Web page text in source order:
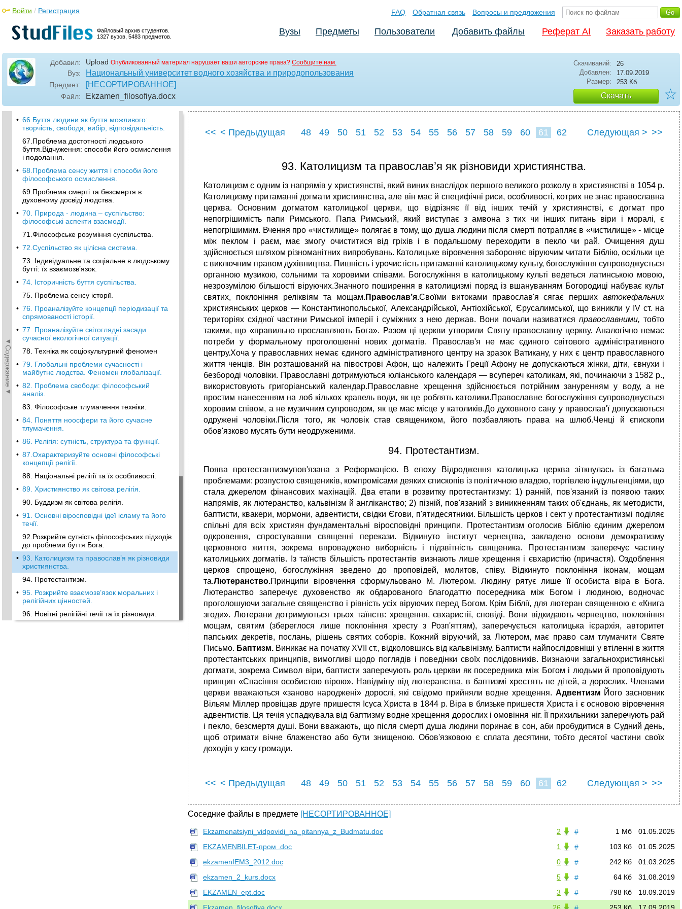
Файловый архив студентов.
1327 вузов, 5483 предметов.
Войти / Регистрация FAQ Обратная связь Вопросы и предложения
Вузы Предметы Пользователи Добавить файлы Реферат AI Заказать работу
Добавил: Upload Опубликованный материал нарушает ваши авторские права? Сообщите нам.
Вуз: Национальный университет водного хозяйства и природопользования
Предмет: [НЕСОРТИРОВАННОЕ]
Файл: Ekzamen_filosofiya.docx
Скачиваний:
26
Добавлен:
17.09.2019
Размер:
253 Кб
Скачать ☆
◄Содержание◄
• 62.Умовиводи: їх види та роль в процесі
63.Поняття доведення та спростування.
Правила та помилки в доведення та
• 64.Сутність людини в історико-
філософському контексті. Есенційний та
екзистиційний підходи до тлумачення
сутності людини.
65.Проблемність людського буття :
філософське осмислення.
• 66.Буття людини як буття можливого:
творчість, свобода, вибір, відповідальність.
67.Проблема достотності людського
буття.Відчуження: способи його осмислення
і подолання.
• 68.Проблема сенсу життя і способи його
філософського осмислення.
69.Проблема смерті та безсмертя в
духовному досвіді людства.
• 70. Природа - людина – суспільство:
філософські аспекти взаємодії.
71.Філософське розуміння суспільства.
• 72.Суспільство як цілісна система.
73. Індивідуальне та соціальне в людському
бутті: їх взаємозв’язок.
• 74. Історичність буття суспільства.
75. Проблема сенсу історії.
• 76. Проаналізуйте концепції періодизації та
спрямованості історії.
• 77. Проаналізуйте світоглядні засади
сучасної екологічної ситуації.
78. Техніка як соціокультурний феномен
• 79. Глобальні проблеми сучасності і
майбутнє людства. Феномен глобалізації.
• 82. Проблема свободи: філософський
аналіз.
83. Філософське тлумачення техніки.
• 84. Поняття ноосфери та його сучасне
тлумачення.
• 86. Релігія: сутність, структура та функції.
• 87.Охарактеризуйте основні філософські
концепції релігії.
88. Національні релігії та їх особливості.
• 89. Християнство як світова релігія.
90. Буддизм як світова релігія.
• 91. Основні віросповідні ідеї ісламу та його
течії.
92.Розкрийте сутність філософських підходів
до проблеми буття Бога.
• 93. Католицизм та православ’я як різновиди
християнства.
94. Протестантизм.
• 95. Розкрийте взаємозв’язок моральних і
релігійних цінностей.
96. Новітні релігійні течії та їх різновиди.
<< < Предыдущая 48 49 50 51 52 53 54 55 56 57 58 59 60 61 62 Следующая > >>
93. Католицизм та православ’я як різновиди християнства.
Католицизм є одним із напрямів у християнстві, який виник внаслідок першого великого розколу в християнстві в 1054 р.
Католицизму притаманні догмати християнства, але він має й специфічні риси, особливості, котрих не знає православна
церква. Основним догматом католицької церкви, що відрізняє її від інших течій у християнстві, є догмат про
непогрішимість папи Римського. Папа Римський, який виступає з амвона з тих чи інших питань віри і моралі, є
непогрішимим. Вчення про «чистилище» полягає в тому, що душа людини після смерті потрапляє в «чистилище» - місце
між пеклом і раєм, має змогу очиститися від гріхів і в подальшому переходити в пекло чи рай. Очищення душ
здійснюється шляхом різноманітних випробувань. Католицьке віровчення забороняє віруючим читати Біблію, оскільки це
є виключним правом духівництва. Пишність і урочистість притаманні католицькому культу, богослужіння супроводжується
органною музикою, сольними та хоровими співами. Богослужіння в католицькому культі ведеться латинською мовою,
незрозумілою більшості віруючих.Значного поширення в католицизмі поряд із вшануванням Богородиці набуває культ
святих, поклоніння реліквіям та мощам. Православ’я.Своїми витоками православ'я сягає першихавтокефальних
християнських церков — Константинопольської, Александрійської, Антіохійської, Єрусалимської, що виникли у IV ст. на
територіях східної частини Римської імперії і суміжних з нею держав. Вони почали називатисяправославними, тобто
такими, що «правильно прославляють Бога». Разом ці церкви утворили Святу православну церкву. Аналогічно немає
потреби у формальному проголошенні нових догматів. Православ'я не має єдиного світового адміністративного
центру.Хоча у православних немає єдиного адміністративного центру на зразок Ватикану, у них є центр православного
життя ченців. Він розташований на півострові Афон, що належить Греції Афону не допускаються жінки, діти, євнухи і
безбороді чоловіки. Православні дотримуються юліанського календаря — всупереч католикам, які, починаючи з 1582 p.,
використовують григоріанський календар.Православне хрещення здійснюється потрійним зануренням у воду, а не
простим нанесенням на лоб кількох крапель води, як це роблять католики.Православне богослужіння супроводжується
хоровим співом, а не музичним супроводом, як це має місце у католиків.До духовного сану у православ'ї допускаються
одружені чоловіки.Після того, як чоловік став священиком, його позбавляють права на шлюб.Ченці й єпископи
обов'язково мусять бути неодруженими.
94. Протестантизм.
Поява протестантизмупов'язана з Реформацією. В епоху Відродження католицька церква зіткнулась із багатьма
проблемами: розпустою священиків, компромісами деяких єпископів із політичною владою, торгівлею індульгенціями, що
стала джерелом фінансових махінацій. Два етапи в розвитку протестантизму: 1) ранній, пов'язаний із появою таких
напрямів, як лютеранство, кальвінізм й англіканство; 2) пізній, пов'язаний з виникненням таких об'єднань, як методисти,
баптисти, квакери, мормони, адвентисти, свідки Єгови, п'ятидесятники. Більшість церков і сект у протестантизмі поділяє
спільні для всіх християн фундаментальні віросповідні принципи. Протестантизм оголосив Біблію єдиним джерелом
одкровення, спростувавши священні перекази. Відкинуто інститут чернецтва, закладено основи демократизму
церковного життя, зокрема впроваджено виборність і підзвітність священика. Протестантизм заперечує частину
католицьких догматів. Із таїнств більшість протестантів визнають лише хрещення і євхаристію (причастя). Оздоблення
церков спрощено, богослужіння зведено до проповідей, молитов, співу. Відкинуто поклоніння іконам, мощам
та.Лютеранство.Принципи віровчення сформульовано М. Лютером. Людину рятує лише її особиста віра в Бога.
Лютеранство заперечує духовенство як обдарованого благодаттю посередника між Богом і людиною, водночас
проголошуючи загальне священство і рівність усіх віруючих перед Богом. Крім Біблії, для лютеран священною є «Книга
згоди». Лютерани дотримуються трьох таїнств: хрещення, євхаристії, сповіді. Вони відкидають чернецтво, поклоніння
мощам, святим (збереглося лише поклоніння хресту з Розп'яттям), заперечується католицька ієрархія, авторитет
папських декретів, послань, рішень святих соборів. Кожний віруючий, за Лютером, має право сам тлумачити Святе
Письмо. Баптизм. Виникає на початку XVII ст., відколовшись від кальвінізму. Баптисти найпослідовніші у втіленні в життя
протестантських принципів, вимогливі щодо поглядів і поведінки своїх послідовників. Визнаючи загальнохристиянські
догмати, зокрема Символ віри, баптисти заперечують роль церкви як посередника між Богом і людьми й проповідують
принцип «Спасіння особистою вірою». Навідміну від лютеранства, в баптизмі хрестять не дітей, а дорослих. Членами
церкви вважаються «заново народжені» дорослі, які свідомо прийняли водне хрещення. Адвентизм Його засновник
Вільям Міллер провіщав друге пришестя Ісуса Христа в 1844 р. Віра в близьке пришестя Христа і є основою віровчення
адвентистів. Ця течія успадкувала від баптизму водне хрещення дорослих і омовіння ніг. Її прихильники заперечують рай
і пекло, безсмертя душі. Вони вважають, що після смерті душа людини поринає в сон, аби пробудитися в Судний день,
щоб отримати вічне блаженство або бути знищеною. Обов'язковою є сплата десятини, тобто десятої частини своїх
доходів у касу громади.
<< < Предыдущая 48 49 50 51 52 53 54 55 56 57 58 59 60 61 62 Следующая > >>
Соседние файлы в предмете [НЕСОРТИРОВАННОЕ]
# 01.05.2025
1 Мб
2
Ekzamenatsiyni_vidpovidi_na_pitannya_z_Budmatu.doc
#
01.05.2025
103 Кб
1
EKZAMENBILET-пром .doc
#
01.03.2025
242 Кб
0
ekzamenIEM3_2012.doc
#
31.08.2019
64 Кб
5
ekzamen_2_kurs.docx
#
18.09.2019
798 Кб
3
EKZAMEN_ept.doc
17.09.2019
253 Кб
26
Ekzamen_filosofiya.docx